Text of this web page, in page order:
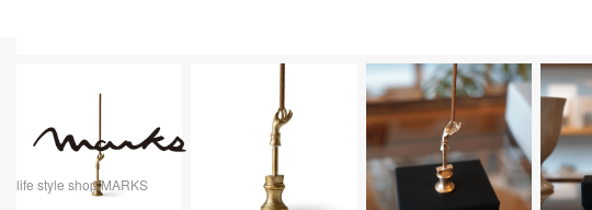
life style shop MARKS